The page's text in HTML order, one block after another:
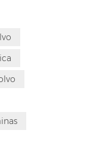
de ±0,02 g.
son adecuadas
polvos
polvos
como polvos
en polvo y